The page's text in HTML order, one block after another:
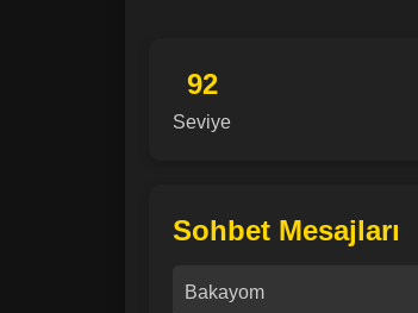
92
Seviye
Sohbet Mesajları
Bakayom